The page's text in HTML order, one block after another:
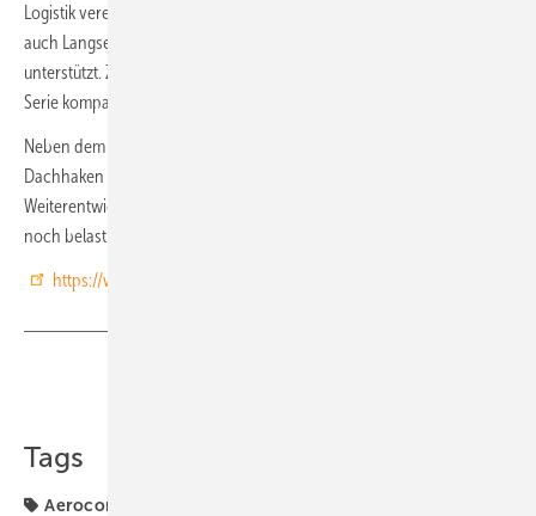
Logistik vereinfacht. Es ist flexibel einsetzbar, da es sowohl Kurz- als
auch Langseitenklemmung sowie verschiedene Reihenabstände
unterstützt. Zudem ist es mit nahezu sämtlichem Zubehör der SN 2-
Serie kompatibel.
Neben dem neuen Flachdachsystem hat Aerocompact auch den
Dachhaken Compactpitch XT-R 2.0 vorgestellt. Diese
Weiterentwicklung des bisherigen XT-R soll die Schrägdachmontage
noch belastbarer, flexibler und effizienter machen. (nhp)
https://www.aerocompact.com
Tags
Aerocompact